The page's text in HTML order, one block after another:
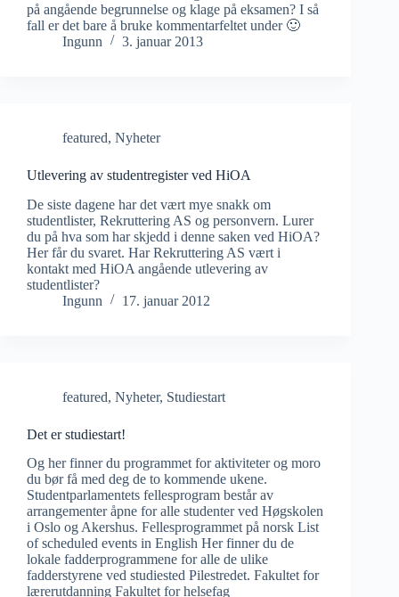
på angående begrunnelse og klage på eksamen? I så
fall er det bare å bruke kommentarfeltet under 🙂
Ingunn
3. januar 2013
featured, Nyheter
Utlevering av studentregister ved HiOA
De siste dagene har det vært mye snakk om
studentlister, Rekruttering AS og personvern. Lurer
du på hva som har skjedd i denne saken ved HiOA?
Her får du svaret. Har Rekruttering AS vært i
kontakt med HiOA angående utlevering av
studentlister?
Ingunn
17. januar 2012
featured, Nyheter, Studiestart
Det er studiestart!
Og her finner du programmet for aktiviteter og moro
du bør få med deg de to kommende ukene.
Studentparlamentets fellesprogram består av
arrangementer åpne for alle studenter ved Høgskolen
i Oslo og Akershus. Fellesprogrammet på norsk List
of scheduled events in English Her finner du de
lokale fadderprogrammene for alle de ulike
fadderstyrene ved studiested Pilestredet. Fakultet for
lærerutdanning Fakultet for helsefag